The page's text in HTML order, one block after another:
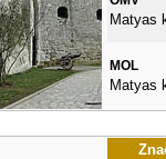
Matyas
MOL
Matyas